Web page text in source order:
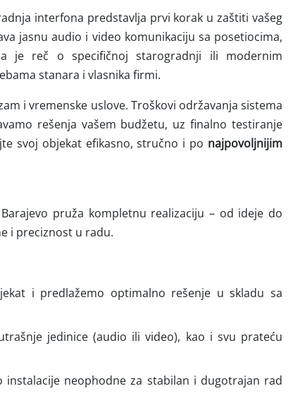
interfona predstavlja prvi korak u zaštiti vašeg
jasnu audio i video komunikaciju sa posetiocima,
je reč o specifičnoj starogradnji ili modernim
stanara i vlasnika firmi.
i vremenske uslove. Troškovi održavanja sistema
rešenja vašem budžetu, uz finalno testiranje
svoj objekat efikasno, stručno i po najpovoljnijim
pruža kompletnu realizaciju – od ideje do
i preciznost u radu.
i predlažemo optimalno rešenje u skladu sa
jedinice (audio ili video), kao i svu prateću
instalacije neophodne za stabilan i dugotrajan rad